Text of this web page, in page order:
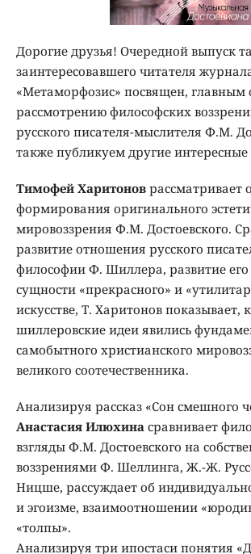
Дорогие друзья! Очередной выпуск
заинтересовавшего читателя
«Метаморфозис» посвящен, главным
рассмотрению философских
русского писателя-мыслителя Ф.М.
также публикуем другие
Тимофей Харитонов рассматривает
формирования оригинального
мировоззрения Ф.М. Достоевского.
развитие отношения русского
философии Ф. Шиллера, развитие
сущности «прекрасного» и
искусстве, Т. Харитонов показывает,
шиллеровские идеи явились
самобытного христианского
великого соотечественника.
Анализируя рассказ «Сон смешного
Анастасия Илюхина сравнивает
взгляды Ф.М. Достоевского на
воззрениями Ф. Шеллинга, Ж.-Ж.
Ницше, рассуждает об
и эгоизме, взаимоотношении
«толпы».
Анализируя три ипостаси понятия